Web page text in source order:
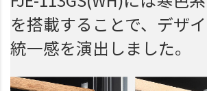
を搭載することで、デザ
統一感を演出しました。